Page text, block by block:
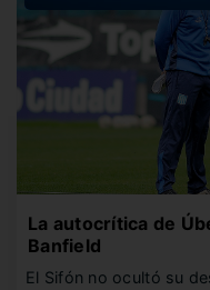
La autocrítica de
Banfield
El Sifón no ocultó su